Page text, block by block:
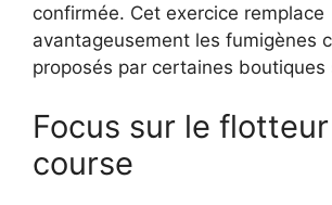
confirmée. Cet exercice remplace
avantageusement les fumigènes
proposés par certaines boutiques
Focus sur le
course